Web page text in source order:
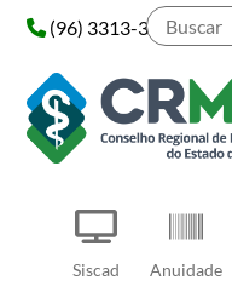
Skip
content
Siscad Anuidade
(96) 3313-3313
Pesquisar